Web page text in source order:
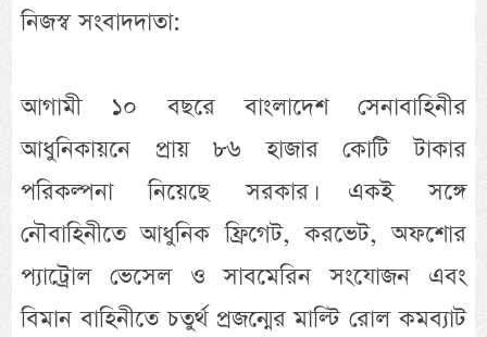
নিজস্ব সংবাদদাতা:
আগামী ১০ বছরে বাংলাদেশ সেনাবাহিনীর
আধুনিকায়নে প্রায় ৮৬ হাজার কোটি টাকার
পরিকল্পনা নিয়েছে সরকার। একই সঙ্গে
নৌবাহিনীতে আধুনিক ফ্রিগেট, করভেট, অফশোর
প্যাট্রোল ভেসেল ও সাবমেরিন সংযোজন এবং
বিমান বাহিনীতে চতুর্থ প্রজন্মের মাল্টি রোল কমব্যাট